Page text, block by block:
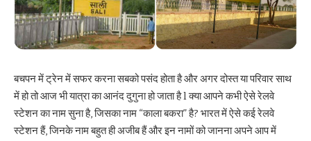
बचपन में ट्रेन में सफर करना सबको पसंद होता है और अगर दोस्त या परिवार साथ
में हो तो आज भी यात्रा का आनंद दुगुना हो जाता है l क्या आपने कभी ऐसे रेलवे
स्टेशन का नाम सुना है, जिसका नाम “काला बकरा” है? भारत में ऐसे कई रेलवे
स्टेशन हैं, जिनके नाम बहुत ही अजीब हैं और इन नामों को जानना अपने आप में